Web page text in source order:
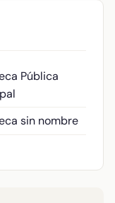
Pública
sin nombre